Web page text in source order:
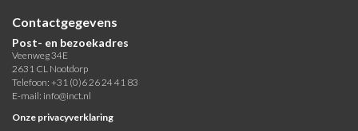
Contactgegevens
Post- en bezoekadres
Veenweg 34E
2631 CL Nootdorp
Telefoon: +31 (0)6 26 24 41 83
E-mail: info@inct.nl
Onze privacyverklaring